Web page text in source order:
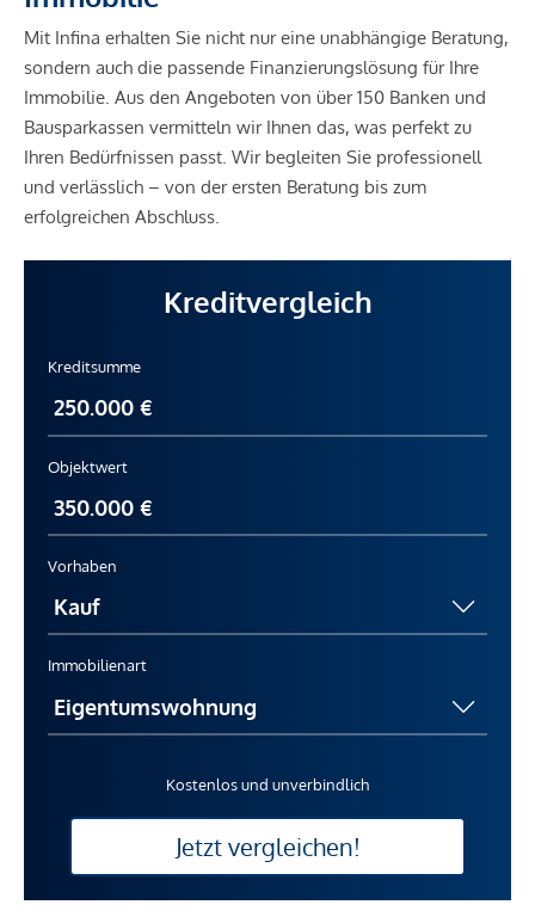
Mit Infina erhalten Sie nicht nur eine unabhängige Beratung,
sondern auch die passende Finanzierungslösung für Ihre
Immobilie. Aus den Angeboten von über 150 Banken und
Bausparkassen vermitteln wir Ihnen das, was perfekt zu
Ihren Bedürfnissen passt. Wir begleiten Sie professionell
und verlässlich – von der ersten Beratung bis zum
erfolgreichen Abschluss.
Kreditvergleich
Kreditsumme
Objektwert
Vorhaben
Immobilienart
Kostenlos und unverbindlich
Jetzt vergleichen!